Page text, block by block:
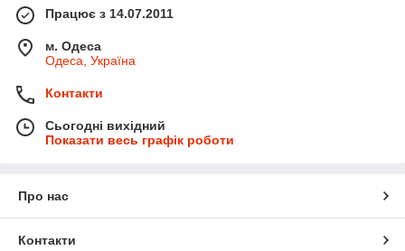
Працює з 14.07.2011
м. Одеса
Одеса, Україна
Контакти
Сьогодні вихідний
Показати весь графік роботи
Про нас
Контакти